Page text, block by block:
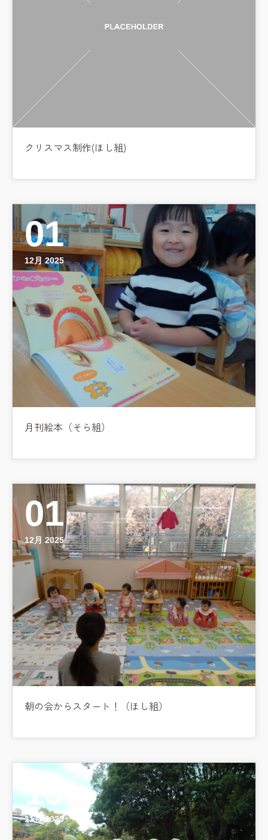
クリスマス制作(ほし組)
01
12月 2025
月刊絵本（そら組）
01
12月 2025
朝の会からスタート！（ほし組）
19
11月 2025